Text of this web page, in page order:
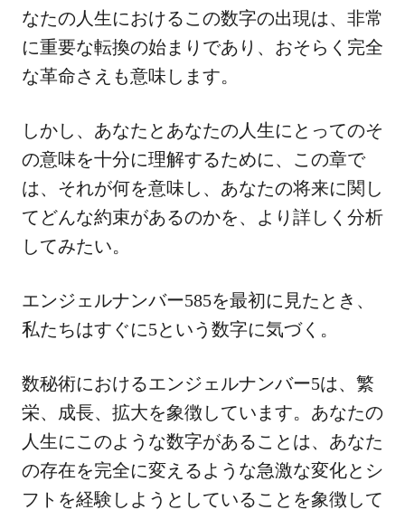
なたの人生におけるこの数字の出現は、非常
に重要な転換の始まりであり、おそらく完全
な革命さえも意味します。
しかし、あなたとあなたの人生にとってのそ
の意味を十分に理解するために、この章で
は、それが何を意味し、あなたの将来に関し
てどんな約束があるのかを、より詳しく分析
してみたい。
エンジェルナンバー585を最初に見たとき、
私たちはすぐに5という数字に気づく。
数秘術におけるエンジェルナンバー5は、繁
栄、成長、拡大を象徴しています。あなたの
人生にこのような数字があることは、あなた
の存在を完全に変えるような急激な変化とシ
フトを経験しようとしていることを象徴して